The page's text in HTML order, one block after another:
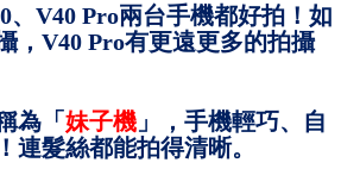
、 V40 Pro兩台手機都好拍！如
， V40 Pro有更遠更多的拍攝
為「 妹子機 」，手機輕巧、自
連髮絲都能拍得清晰。